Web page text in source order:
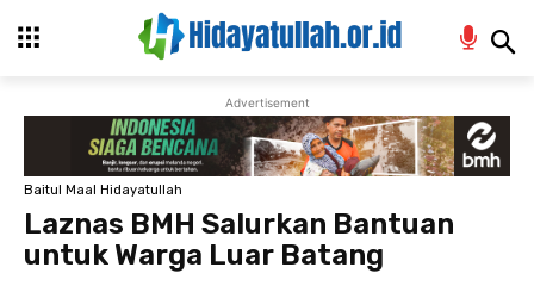
Advertisement
Baitul Maal Hidayatullah
Laznas BMH Salurkan Bantuan
untuk Warga Luar Batang